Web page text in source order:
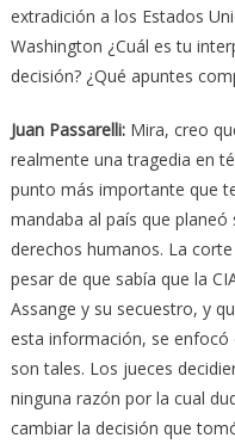
extradición a los Estados
Washington ¿Cuál es tu
decisión? ¿Qué apuntes
Juan Passarelli:Mira, creo
realmente una tragedia en
punto más importante que
mandaba al país que
derechos humanos. La
pesar de que sabía que la
Assange y su secuestro, y
esta información, se enfocó
son tales. Los jueces
ninguna razón por la cual
cambiar la decisión que